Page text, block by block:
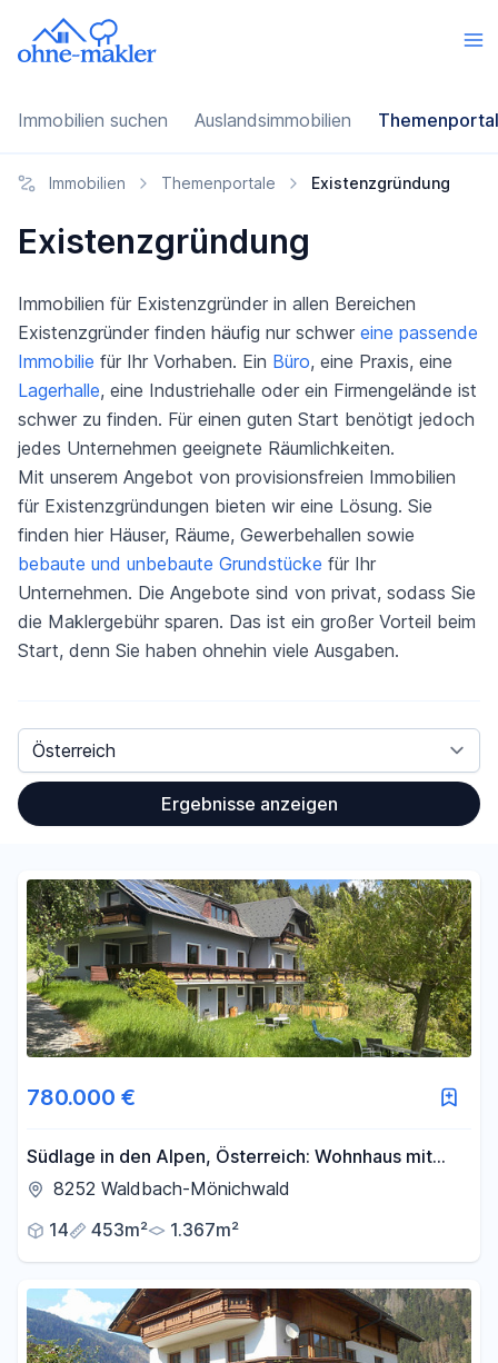
Immobilien suchen Auslandsimmobilien
Immobilien Themenportale Existenzgründung
Existenzgründung
Immobilien für Existenzgründer in allen Bereichen
Existenzgründer finden häufig nur schwer eine passende
Immobilie für Ihr Vorhaben. Ein Büro, eine Praxis, eine
Lagerhalle, eine Industriehalle oder ein Firmengelände ist
schwer zu finden. Für einen guten Start benötigt jedoch
jedes Unternehmen geeignete Räumlichkeiten.
Mit unserem Angebot von provisionsfreien Immobilien
für Existenzgründungen bieten wir eine Lösung. Sie
finden hier Häuser, Räume, Gewerbehallen sowie
bebaute und unbebaute Grundstücke für Ihr
Unternehmen. Die Angebote sind von privat, sodass Sie
die Maklergebühr sparen. Das ist ein großer Vorteil beim
Start, denn Sie haben ohnehin viele Ausgaben.
Land
Ergebnisse anzeigen
780.000 €
Südlage in den Alpen, Österreich: Wohnhaus mit
Tourismus-Option, traumhafter Blick,
8252 Waldbach-Mönichwald
14
453m² 1.367m²